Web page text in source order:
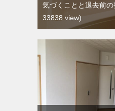
気づくことと退去前の
33838 view